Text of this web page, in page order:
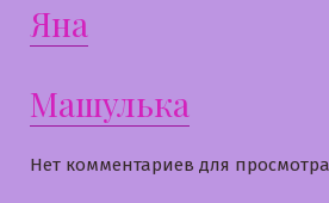
Яна
Машулька
Нет комментариев для